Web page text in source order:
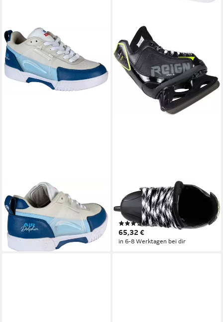
EPIC GRINDSHOES
Gleitschuh Epic Air Dolphin
121,70 €
in 6-8 Werktagen bei dir
REIGN
Schlittschuhe Ares Jr.
adjustable
(2)
65,32 €
in 6-8 Werktagen bei dir